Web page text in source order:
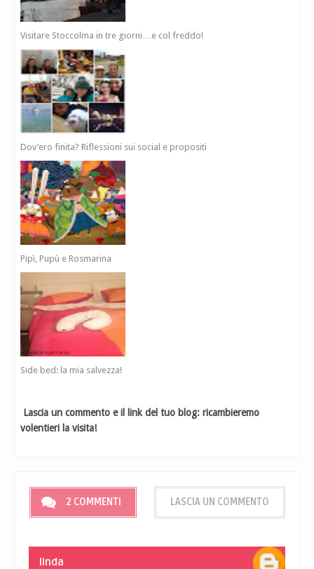
Visitare Stoccolma in tre giorni…e col freddo!
Dov’ero finita? Riflessioni sui social e propositi
Pipì, Pupù e Rosmarina
Side bed: la mia salvezza!
Lascia un commento e il link del tuo blog: ricambieremo
volentieri la visita!
2 COMMENTI LASCIA UN COMMENTO
linda